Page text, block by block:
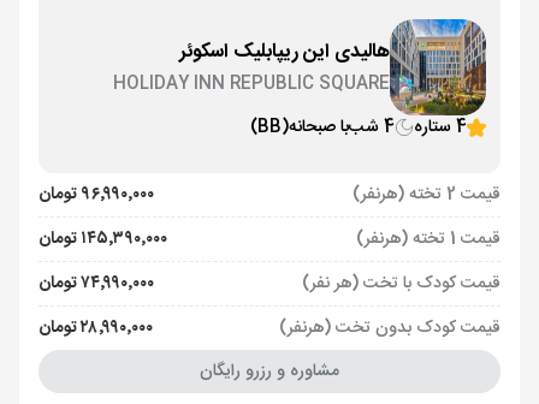
هالیدی این ریپابلیک اسکوئر
HOLIDAY INN REPUBLIC SQUARE
4 ستاره
4 شب با صبحانه(BB)
قیمت 2 تخته (هرنفر)
۹۶٬۹۹۰٬۰۰۰ تومان
قیمت 1 تخته (هرنفر)
۱۴۵٬۳۹۰٬۰۰۰ تومان
قیمت کودک با تخت (هر نفر)
۷۴٬۹۹۰٬۰۰۰ تومان
قیمت کودک بدون تخت (هرنفر)
۲۸٬۹۹۰٬۰۰۰ تومان
مشاوره و رزرو رایگان